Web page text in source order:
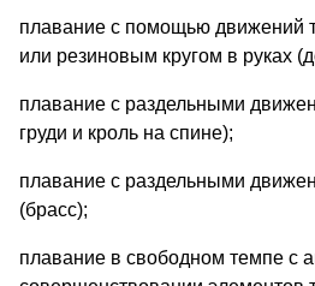
плавание с помощью движений
или резиновым кругом в руках
плавание с раздельными
груди и кроль на спине);
плавание с раздельными
(брасс);
плавание в свободном темпе с